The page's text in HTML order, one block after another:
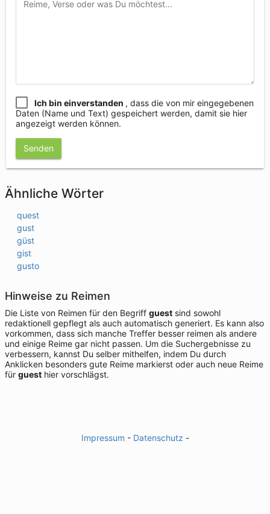
Ich bin einverstanden , dass die von mir eingegebenen
Daten (Name und Text) gespeichert werden, damit sie hier
angezeigt werden können.
Senden
Ähnliche Wörter
quest
gust
güst
gist
gusto
Hinweise zu Reimen
Die Liste von Reimen für den Begriff guest sind sowohl
redaktionell gepflegt als auch automatisch generiert. Es kann also
vorkommen, dass sich manche Treffer besser reimen als andere
und einige Reime gar nicht passen. Um die Suchergebnisse zu
verbessern, kannst Du selber mithelfen, indem Du durch
Anklicken besonders gute Reime markierst oder auch neue Reime
für guest hier vorschlägst.
Impressum - Datenschutz -